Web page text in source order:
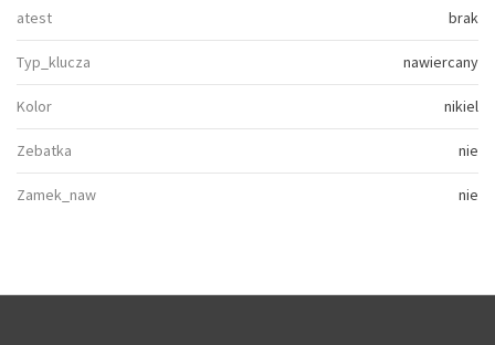
atest brak
Typ_klucza nawiercany
Kolor nikiel
Zebatka nie
Zamek_naw nie